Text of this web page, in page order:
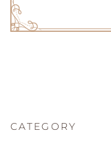
CATEGORY